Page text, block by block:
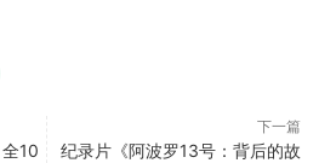
10
下一篇
纪录片《阿波罗13号：背后的故